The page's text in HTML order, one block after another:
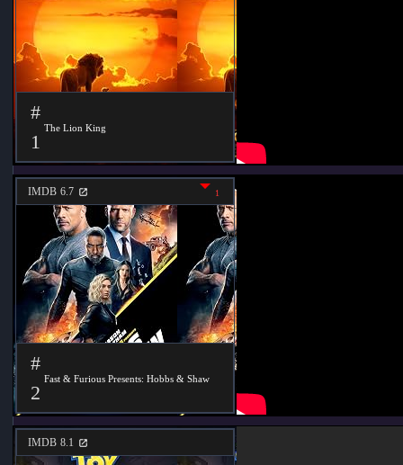
#
1
The Lion King
IMDB 6.7 1
#
2
Fast & Furious Presents: Hobbs & Shaw
IMDB 8.1